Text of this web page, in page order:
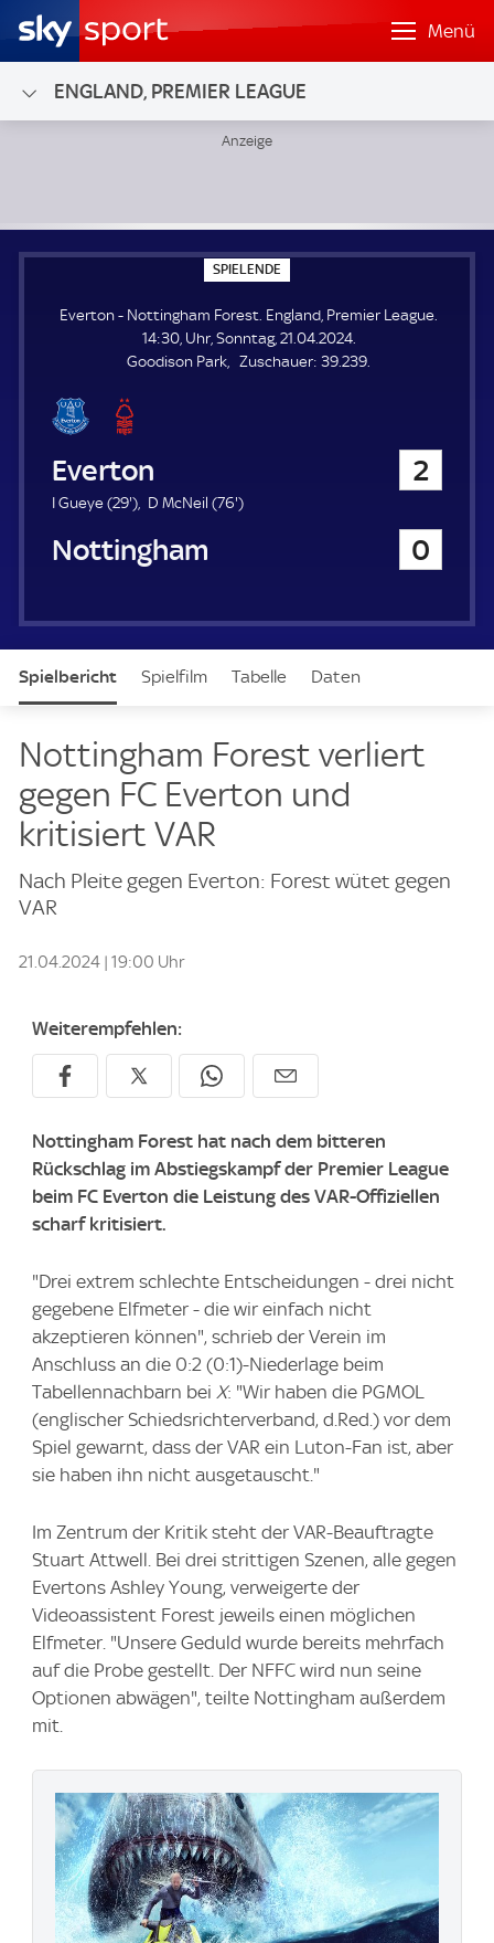
Menü
ENGLAND, PREMIER LEAGUE
SPIELENDE
P
E
L
E
N
Everton - Nottingham Forest. England, Premier League.
14:30, Uhr, Sonntag, 21.04.2024.
Goodison Park
Zuschauer: Z
39.239.
Everton 2
I Gueye (29'2
.
m
) D McNeil (76'7
e
)
Nottingham Forest 0
Spielbericht Spielfilm Tabelle Daten
Nottingham Forest verliert
gegen FC Everton und
kritisiert VAR
Nach Pleite gegen Everton: Forest wütet gegen
VAR
21.04.2024 | 19:00 Uhr
Weiterempfehlen:
Nottingham Forest hat nach dem bitteren
Rückschlag im Abstiegskampf der Premier League
beim FC Everton die Leistung des VAR-Offiziellen
scharf kritisiert.
"Drei extrem schlechte Entscheidungen - drei nicht
gegebene Elfmeter - die wir einfach nicht
akzeptieren können", schrieb der Verein im
Anschluss an die 0:2 (0:1)-Niederlage beim
Tabellennachbarn bei X: "Wir haben die PGMOL
(englischer Schiedsrichterverband, d.Red.) vor dem
Spiel gewarnt, dass der VAR ein Luton-Fan ist, aber
sie haben ihn nicht ausgetauscht."
Im Zentrum der Kritik steht der VAR-Beauftragte
Stuart Attwell. Bei drei strittigen Szenen, alle gegen
Evertons Ashley Young, verweigerte der
Videoassistent Forest jeweils einen möglichen
Elfmeter. "Unsere Geduld wurde bereits mehrfach
auf die Probe gestellt. Der NFFC wird nun seine
Optionen abwägen", teilte Nottingham außerdem
mit.